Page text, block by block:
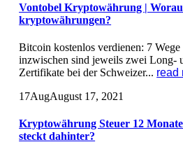
Vontobel Kryptowährung |
kryptowährungen?
Bitcoin kostenlos verdienen: 7
inzwischen sind jeweils zwei Long-
Zertifikate bei der Schweizer... read
17AugAugust 17, 2021
Kryptowährung Steuer 12
steckt dahinter?